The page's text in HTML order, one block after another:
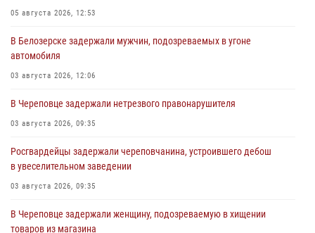
05 августа 2026, 12:53
В Белозерске задержали мужчин, подозреваемых в угоне
автомобиля
03 августа 2026, 12:06
В Череповце задержали нетрезвого правонарушителя
03 августа 2026, 09:35
Росгвардейцы задержали череповчанина, устроившего дебош
в увеселительном заведении
03 августа 2026, 09:35
В Череповце задержали женщину, подозреваемую в хищении
товаров из магазина